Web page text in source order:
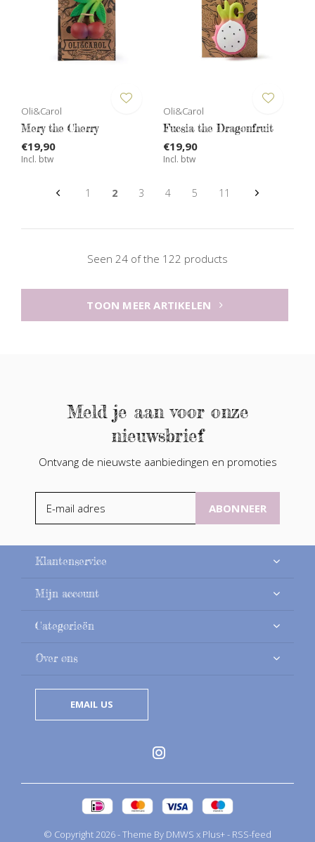
Oli&Carol
Mery the Cherry
€19,90
Incl. btw
Oli&Carol
Fucsia the Dragonfruit
€19,90
Incl. btw
1 2 3 4 5 11
Seen 24 of the 122 products
TOON MEER ARTIKELEN
Meld je aan voor onze
nieuwsbrief
Ontvang de nieuwste aanbiedingen en promoties
ABONNEER
Klantenservice
Mijn account
Categorieën
Over ons
EMAIL US
© Copyright2026- Theme By DMWS x Plus+- RSS-feed